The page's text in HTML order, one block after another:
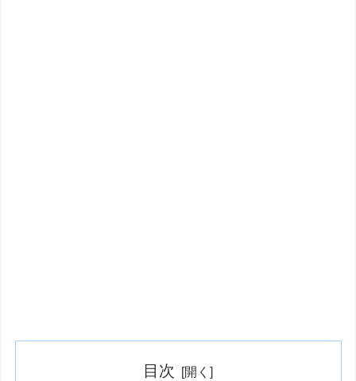
目次